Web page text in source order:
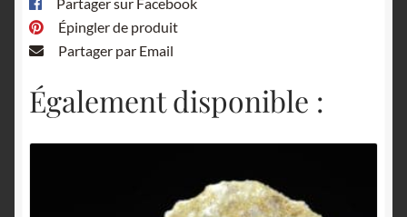
Épingler de produit
Partager par Email
Également disponible :